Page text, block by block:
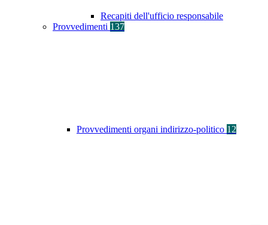
Recapiti dell'ufficio responsabile
Provvedimenti 137
Provvedimenti organi indirizzo-politico 12